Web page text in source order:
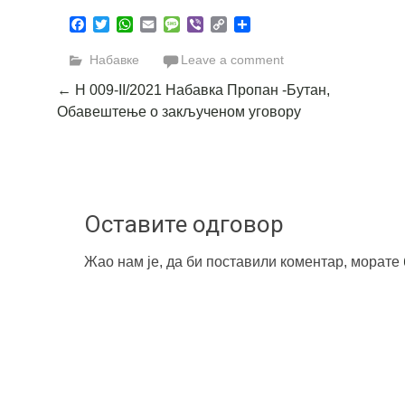
Facebook
TwitterWhatsApp
EmailMessage
Viber Copy
Набавке Leave a comment
Post
navigation
← Н 009-II/2021 Набавка Пропан -Бутан,
Обавештење о закљученом уговору
Оставите одговор
Жао нам је, да би поставили коментар, морате